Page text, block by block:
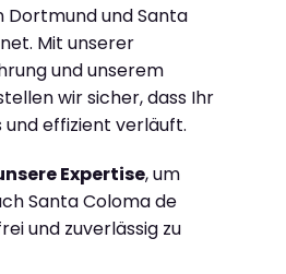
Dortmund und Santa
Mit unserer
und unserem
wir sicher, dass Ihr
und effizient verläuft.
Expertise, um
Santa Coloma de
und zuverlässig zu